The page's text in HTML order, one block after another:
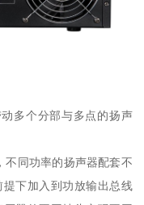
多个分部与多点的扬声
不同功率的扬声器配套不
下加入到功放输出总线